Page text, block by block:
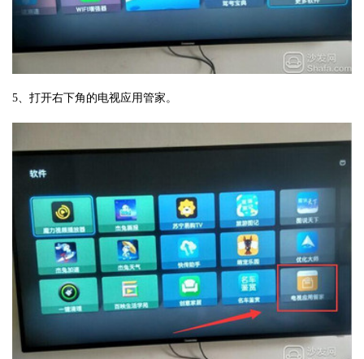
5、打开右下角的电视应用管家。